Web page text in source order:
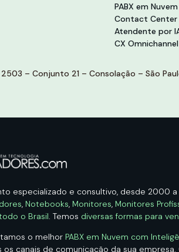
PABX em Nuvem
Contact Center
Atendente por
CX Omnichannel
– Conjunto 21 – Consolação – São
especializado e consultivo, desde 2000
, Notebooks, Monitores, Monitores
o Brasil. Temos diversas formas para
o melhor PABX em Nuvem com
os canais de comunicação da sua